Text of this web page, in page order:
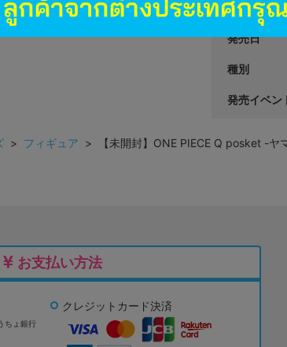
商品カテゴ
発売日
種別
発売イベン
> フィギュア > 【未開封】ONE PIECE Q posket -ヤ
お支払い方法
ちょ銀行
クレジットカード決済